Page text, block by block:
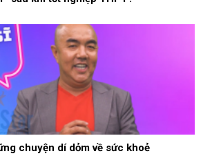
chuyện dí dỏm về sức khoẻ